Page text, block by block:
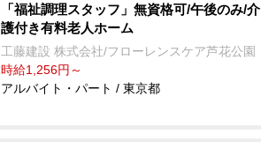
「福祉調理スタッフ」無資格可/午後のみ/介
護付き有料老人ホーム
工藤建設 株式会社/フローレンスケア芦花公園
時給1,256円～
アルバイト・パート / 東京都